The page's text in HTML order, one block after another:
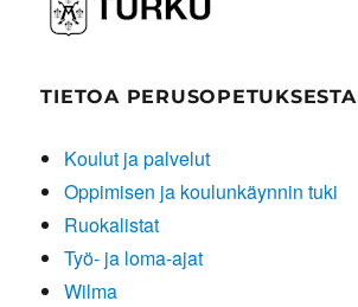
TIETOA PERUSOPETUKSESTA
Koulut ja palvelut
Oppimisen ja koulunkäynnin tuki
Ruokalistat
Työ- ja loma-ajat
Wilma